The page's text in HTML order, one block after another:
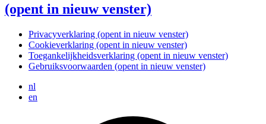
(opent in nieuw venster)
Privacyverklaring (opent in nieuw venster)
Cookieverklaring (opent in nieuw venster)
Toegankelijkheidsverklaring (opent in nieuw venster)
Gebruiksvoorwaarden (opent in nieuw venster)
nl
en